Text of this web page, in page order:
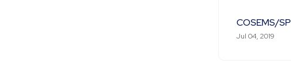
COSEMS/SP
Jul 04, 2019